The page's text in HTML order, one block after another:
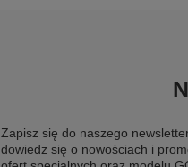
Zapisz się do naszego
dowiedz się o nowościach i